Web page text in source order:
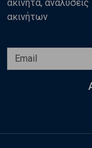
ακίνητα,
ακινήτων